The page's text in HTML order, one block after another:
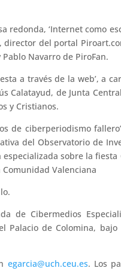
redonda, ‘Internet como
del portal
Navarro de PiroFan.
a través de la web’, a
Calatayud, de Junta
y Cristianos.
de ciberperiodismo
del Observatorio de
sobre la
Valenciana
de Cibermedios
Palacio de Colomina,
egarcia@uch.ceu.es. Los